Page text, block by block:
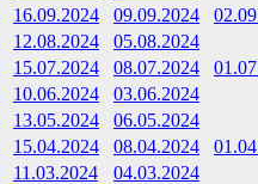
16.09.2024 09.09.2024
12.08.2024
05.08.2024
15.07.2024 08.07.2024
10.06.2024
03.06.2024
13.05.2024
06.05.2024
15.04.2024 08.04.2024
11.03.2024
04.03.2024